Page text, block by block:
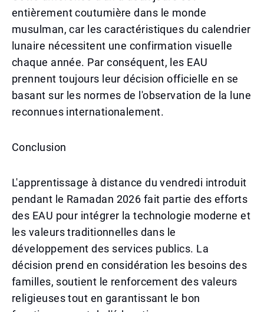
entièrement coutumière dans le monde
musulman, car les caractéristiques du calendrier
lunaire nécessitent une confirmation visuelle
chaque année. Par conséquent, les EAU
prennent toujours leur décision officielle en se
basant sur les normes de l'observation de la lune
reconnues internationalement.
Conclusion
L'apprentissage à distance du vendredi introduit
pendant le Ramadan 2026 fait partie des efforts
des EAU pour intégrer la technologie moderne et
les valeurs traditionnelles dans le
développement des services publics. La
décision prend en considération les besoins des
familles, soutient le renforcement des valeurs
religieuses tout en garantissant le bon